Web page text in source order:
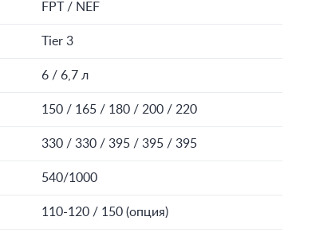
FPT / NEF
Tier 3
6 / 6,7 л
150 / 165 / 180 / 200 / 220
330 / 330 / 395 / 395 / 395
540/1000
110-120 / 150 (опция)